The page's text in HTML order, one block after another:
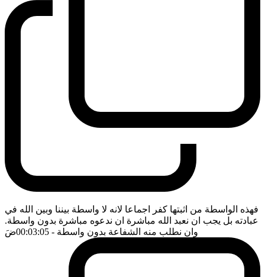
فهذه الواسطة من اثبتها كفر اجماعا لانه لا واسطة بيننا وبين الله في
عبادته بل يجب ان نعبد الله مباشرة ان ندعوه مباشرة بدون واسطة.
وان نطلب منه الشفاعة بدون واسطة - 00:03:05 ضَ